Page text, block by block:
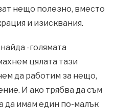
нещо полезно, вместо
и изисквания.
-голямата
цялата тази
да работим за нещо,
И ако трябва да съм
да имам един по-малък